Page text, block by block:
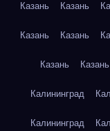
Казань Казань
Казань Казань
Казань Казань
Калининград
Калининград